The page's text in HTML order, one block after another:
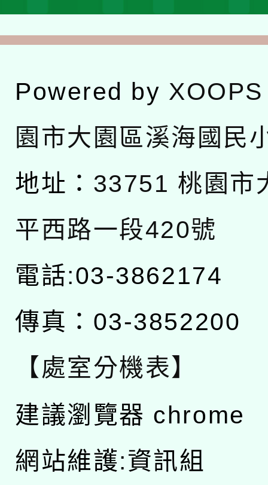
Powered by XOOPS
園市大園區溪海國民
地址： 33751 桃園市
平西路一段420號
電話:03-3862174
傳真：03-3852200
【處室分機表】
建議瀏覽器 chrome
網站維護:資訊組